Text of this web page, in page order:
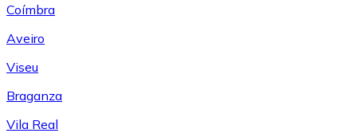
Coímbra
Aveiro
Viseu
Braganza
Vila Real